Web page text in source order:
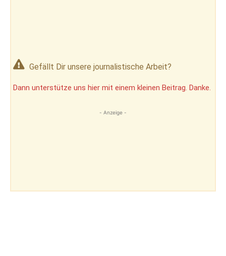
Gefällt Dir unsere journalistische Arbeit?
Dann unterstütze uns hier mit einem kleinen Beitrag. Danke.
- Anzeige -